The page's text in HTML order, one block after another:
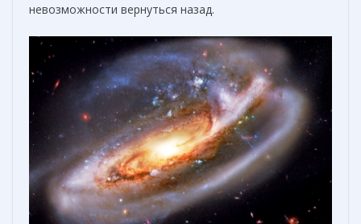
невозможности вернуться назад.